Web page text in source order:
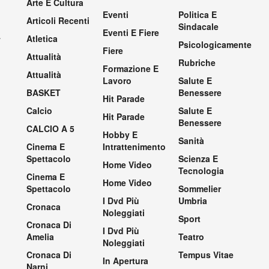
Arte E Cultura
Articoli Recenti
Atletica
Attualità
Attualità
BASKET
Calcio
CALCIO A 5
Cinema E
Spettacolo
Cinema E
Spettacolo
Cronaca
Cronaca Di
Amelia
Cronaca Di
Eventi
Eventi E Fiere
Fiere
Formazione E
Lavoro
Hit Parade
Hit Parade
Hobby E
Intrattenimento
Home Video
Home Video
I Dvd Più
Noleggiati
I Dvd Più
Noleggiati
In Apertura
Politica E
Sindacale
Psicologicamente
Rubriche
Salute E
Benessere
Salute E
Benessere
Sanità
Scienza E
Tecnologia
Sommelier
Umbria
Sport
Teatro
Tempus Vitae